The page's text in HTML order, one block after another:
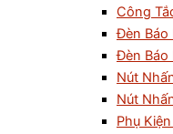
Công
Đèn Báo
Đèn Báo
Nút
Nút
Phụ